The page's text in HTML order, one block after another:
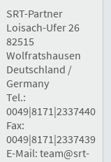
SRT-Partner
Loisach-Ufer 26
82515
Wolfratshausen
Deutschland /
Germany
Tel.:
0049|8171|2337440
Fax:
0049|8171|2337439
E-Mail: team@srt-